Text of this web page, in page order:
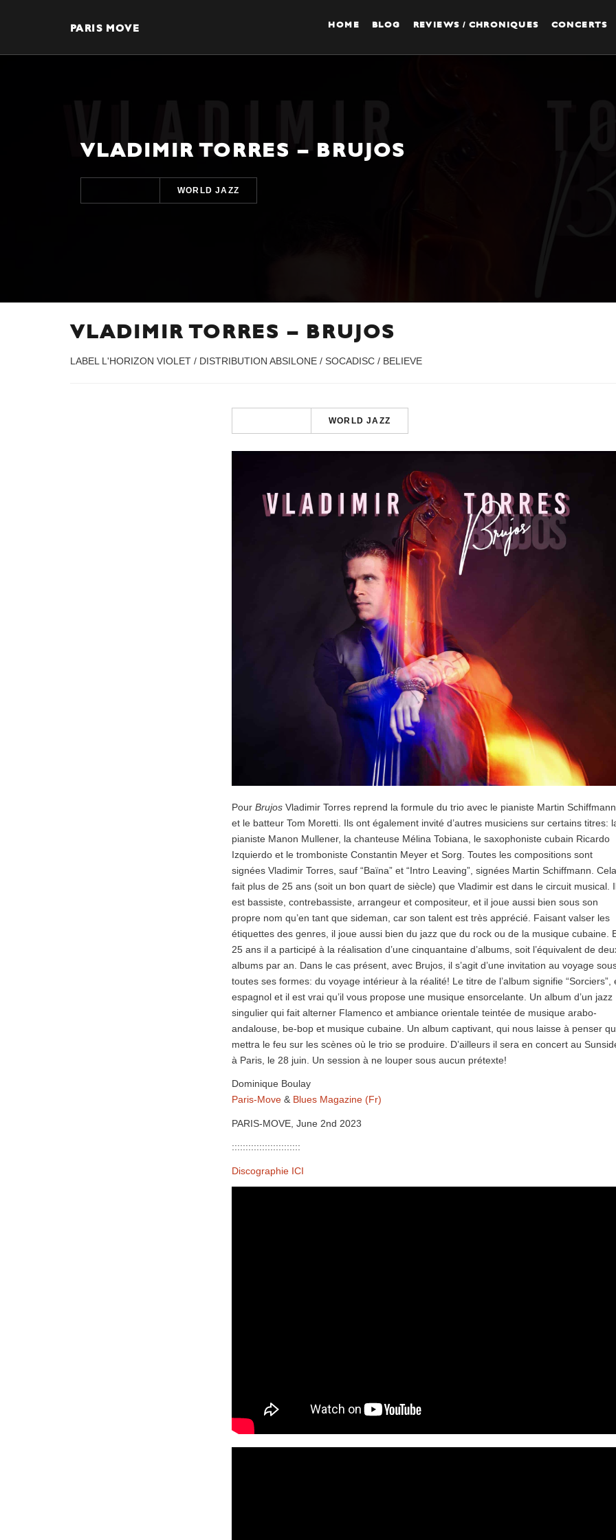
PARIS MOVE HOME BLOG REVIEWS / CHRONIQUES CONCERTS
VLADIMIR TORRES – BRUJOS
WORLD JAZZ
VLADIMIR TORRES – BRUJOS
LABEL L'HORIZON VIOLET / DISTRIBUTION ABSILONE / SOCADISC / BELIEVE
WORLD JAZZ
Pour Brujos Vladimir Torres reprend la formule du trio avec le pianiste Martin Schiffmann
et le batteur Tom Moretti. Ils ont également invité d’autres musiciens sur certains titres:
pianiste Manon Mullener, la chanteuse Mélina Tobiana, le saxophoniste cubain Ricardo
Izquierdo et le tromboniste Constantin Meyer et Sorg. Toutes les compositions sont
signées Vladimir Torres, sauf “Baïna” et “Intro Leaving”, signées Martin Schiffmann. Cela
fait plus de 25 ans (soit un bon quart de siècle) que Vladimir est dans le circuit musical.
est bassiste, contrebassiste, arrangeur et compositeur, et il joue aussi bien sous son
propre nom qu’en tant que sideman, car son talent est très apprécié. Faisant valser les
étiquettes des genres, il joue aussi bien du jazz que du rock ou de la musique cubaine.
25 ans il a participé à la réalisation d’une cinquantaine d’albums, soit l’équivalent de
albums par an. Dans le cas présent, avec Brujos, il s’agit d’une invitation au voyage
toutes ses formes: du voyage intérieur à la réalité! Le titre de l’album signifie “Sorciers”,
espagnol et il est vrai qu’il vous propose une musique ensorcelante. Un album d’un jazz
singulier qui fait alterner Flamenco et ambiance orientale teintée de musique arabo-
andalouse, be-bop et musique cubaine. Un album captivant, qui nous laisse à penser
mettra le feu sur les scènes où le trio se produire. D’ailleurs il sera en concert au
à Paris, le 28 juin. Un session à ne louper sous aucun prétexte!
Dominique Boulay
Paris-Move & Blues Magazine (Fr)
PARIS-MOVE, June 2nd 2023
:::::::::::::::::::::::::
Discographie ICI